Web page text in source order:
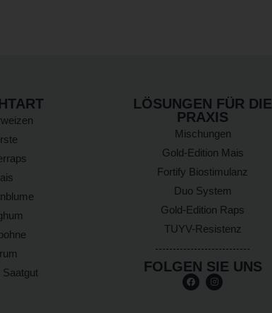
Saatgut
LÖSUNGEN FÜR DIE
PRAXIS
Mischungen
Gold-Edition Mais
Fortify Biostimulanz
Duo System
Gold-Edition Raps
TUYV-Resistenz
FOLGEN SIE UNS